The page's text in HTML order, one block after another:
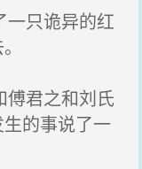
只诡异的红
君之和刘氏
的事说了一